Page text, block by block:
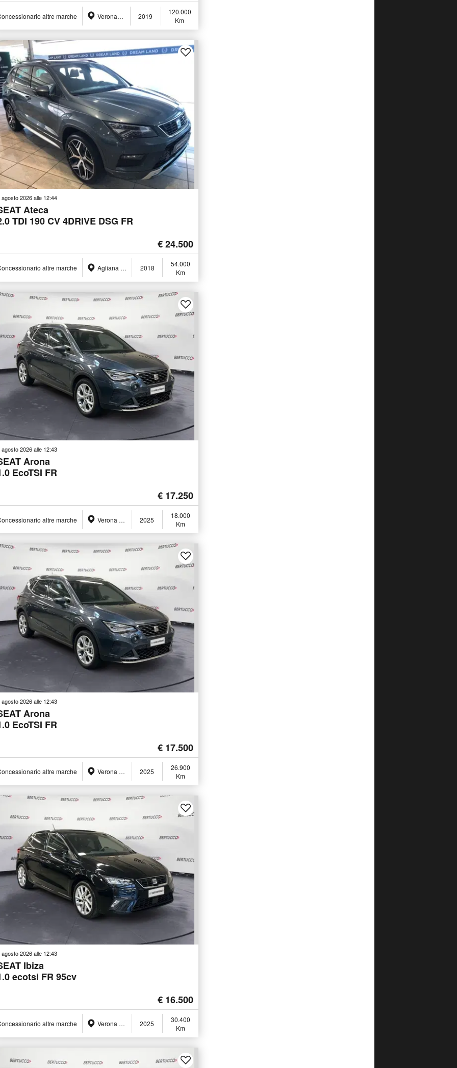
altre marche Verona (VR) 2019
120.000
Km
agosto 2026 alle 12:44
Ateca
TDI 190 CV 4DRIVE DSG FR
€ 24.500
altre marche Agliana (PT) 2018
54.000
Km
agosto 2026 alle 12:43
Arona
EcoTSI FR
€ 17.250
altre marche Verona (VR) 2025
18.000
Km
agosto 2026 alle 12:43
Arona
EcoTSI FR
€ 17.500
altre marche Verona (VR) 2025
26.900
Km
agosto 2026 alle 12:43
Ibiza
ecotsi FR 95cv
€ 16.500
altre marche Verona (VR) 2025
30.400
Km